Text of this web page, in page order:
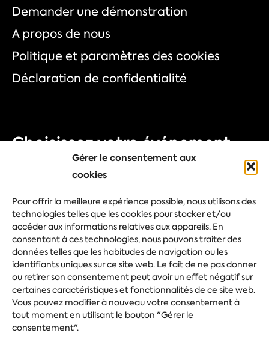
Gérer le consentement aux
cookies
Pour offrir la meilleure expérience possible, nous utilisons des
technologies telles que les cookies pour stocker et/ou
accéder aux informations relatives aux appareils. En
consentant à ces technologies, nous pouvons traiter des
données telles que les habitudes de navigation ou les
identifiants uniques sur ce site web. Le fait de ne pas donner
ou retirer son consentement peut avoir un effet négatif sur
certaines caractéristiques et fonctionnalités de ce site web.
Vous pouvez modifier à nouveau votre consentement à
tout moment en utilisant le bouton "Gérer le
consentement".
Demander une démonstration
A propos de nous
Politique et paramètres des cookies
Déclaration de confidentialité
Choisissez votre événement
Foire commerciale
Congrès
Evénement d'entreprise
Festival
Posez votre question